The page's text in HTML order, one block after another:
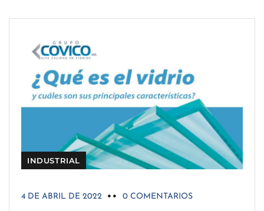
INDUSTRIAL
4 DE ABRIL DE 2022 0 COMENTARIOS